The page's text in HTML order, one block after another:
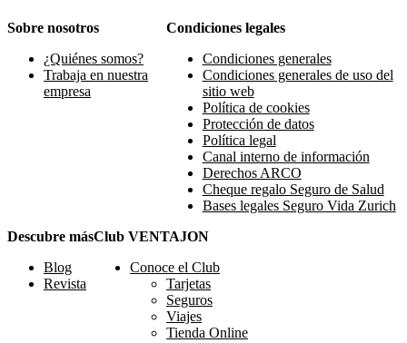
Sobre nosotros
¿Quiénes somos?
Trabaja en nuestra
empresa
Condiciones legales
Condiciones generales
Condiciones generales de uso del
sitio web
Política de cookies
Protección de datos
Política legal
Canal interno de información
Derechos ARCO
Cheque regalo Seguro de Salud
Bases legales Seguro Vida Zurich
Descubre más
Blog
Revista
Club VENTAJON
Conoce el Club
Tarjetas
Seguros
Viajes
Tienda Online